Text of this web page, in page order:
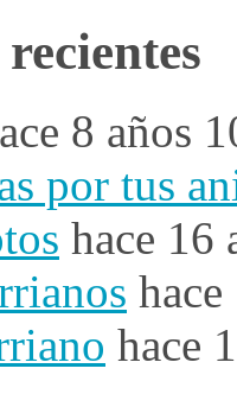
8 años
por tus
hace 16
hace